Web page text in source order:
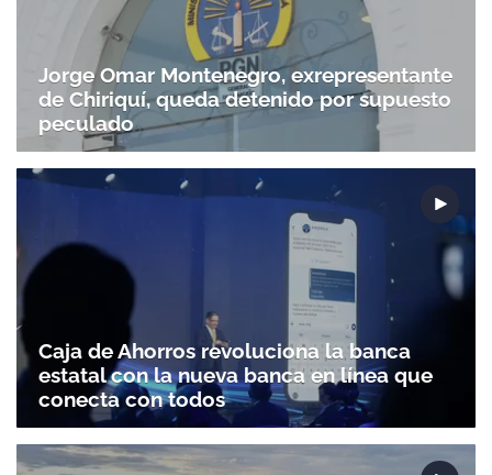
Jorge Omar Montenegro, exrepresentante
de Chiriquí, queda detenido por supuesto
peculado
Caja de Ahorros revoluciona la banca
estatal con la nueva banca en línea que
conecta con todos